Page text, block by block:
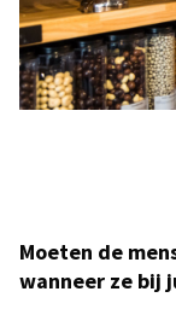
Moeten de
wanneer ze bij